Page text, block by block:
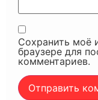
Сохранить моё
браузере для
комментариев.